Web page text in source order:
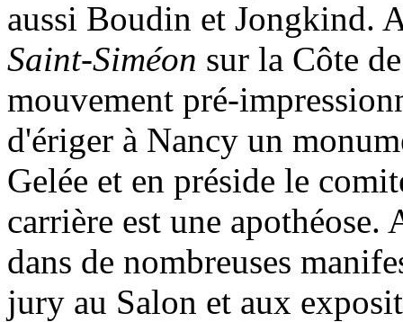
aussi Boudin et Jongkind.
Saint-Siméon sur la Côte
mouvement pré-
d'ériger à Nancy un
Gelée et en préside le
carrière est une
dans de nombreuses
jury au Salon et aux